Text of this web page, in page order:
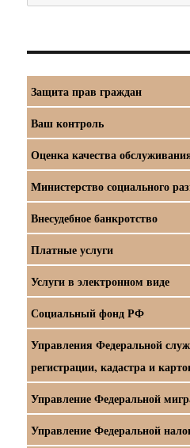
Защита прав граждан
Ваш контроль
Оценка качества
Министерство социального
Внесудебное банкротство
Платные услуги
Услуги в электронном виде
Социальный фонд РФ
Управления Федеральной
регистрации, кадастра и
Управление Федеральной
Управление Федеральной